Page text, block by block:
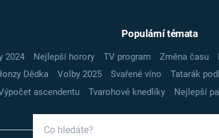
Populární témata
2024 Nejlepší horory TV program Změna času
Dědka Volby 2025 Svařené víno Tatarák
ascendentu
Tvarohové knedlíky Nejlepší